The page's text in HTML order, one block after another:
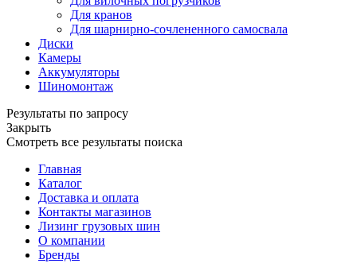
Для кранов
Для шарнирно-сочлененного самосвала
Диски
Камеры
Аккумуляторы
Шиномонтаж
Результаты по запросу
Закрыть
Смотреть все результаты поиска
Главная
Каталог
Доставка и оплата
Контакты магазинов
Лизинг грузовых шин
О компании
Бренды